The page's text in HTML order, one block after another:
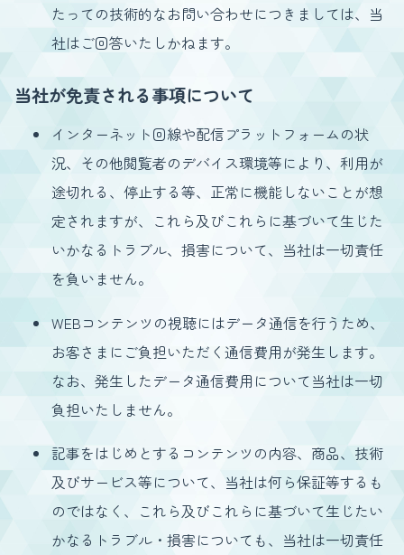
たっての技術的なお問い合わせにつきましては、当
社はご回答いたしかねます。
当社が免責される事項について
インターネット回線や配信プラットフォームの状
況、その他閲覧者のデバイス環境等により、利用が
途切れる、停止する等、正常に機能しないことが想
定されますが、これら及びこれらに基づいて生じた
いかなるトラブル、損害について、当社は一切責任
を負いません。
WEBコンテンツの視聴にはデータ通信を行うため、
お客さまにご負担いただく通信費用が発生します。
なお、発生したデータ通信費用について当社は一切
負担いたしません。
記事をはじめとするコンテンツの内容、商品、技術
及びサービス等について、当社は何ら保証等するも
のではなく、これら及びこれらに基づいて生じたい
かなるトラブル・損害についても、当社は一切責任